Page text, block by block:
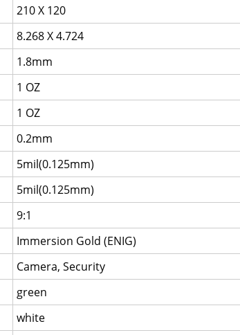
210 X 120
8.268 X 4.724
1.8mm
1 OZ
1 OZ
0.2mm
5mil(0.125mm)
5mil(0.125mm)
9:1
Immersion Gold (ENIG)
Camera, Security
green
white